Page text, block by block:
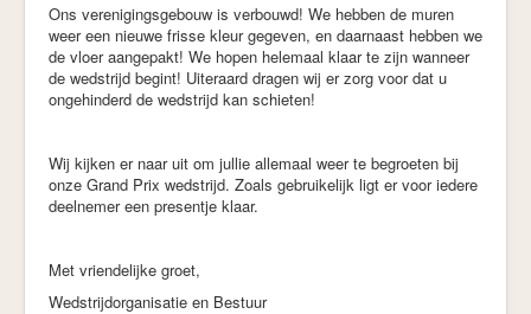
Ons verenigingsgebouw is verbouwd! We hebben de muren
weer een nieuwe frisse kleur gegeven, en daarnaast hebben we
de vloer aangepakt! We hopen helemaal klaar te zijn wanneer
de wedstrijd begint! Uiteraard dragen wij er zorg voor dat u
ongehinderd de wedstrijd kan schieten!
Wij kijken er naar uit om jullie allemaal weer te begroeten bij
onze Grand Prix wedstrijd. Zoals gebruikelijk ligt er voor iedere
deelnemer een presentje klaar.
Met vriendelijke groet,
Wedstrijdorganisatie en Bestuur